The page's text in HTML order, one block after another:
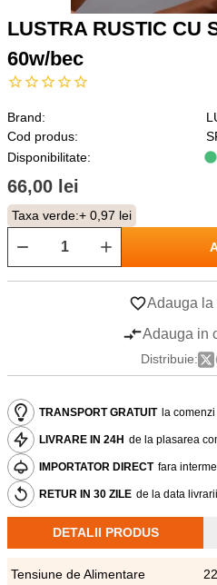
LUSTRA RUSTIC CU
60w/bec
Brand:
Cod produs:
Disponibilitate:
66,00 lei
Taxa verde:+ 0,97 lei
Adauga la
Adauga in
Distribuie:
TRANSPORT GRATUIT la
LIVRARE IN 24H de la plasarea
IMPORTATOR DIRECT fara
RETUR IN 30 ZILE de la data
DETALII PRODUS
Tensiune de Alimentare